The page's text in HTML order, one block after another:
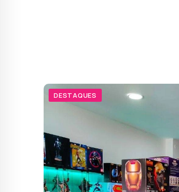
DESTAQUES